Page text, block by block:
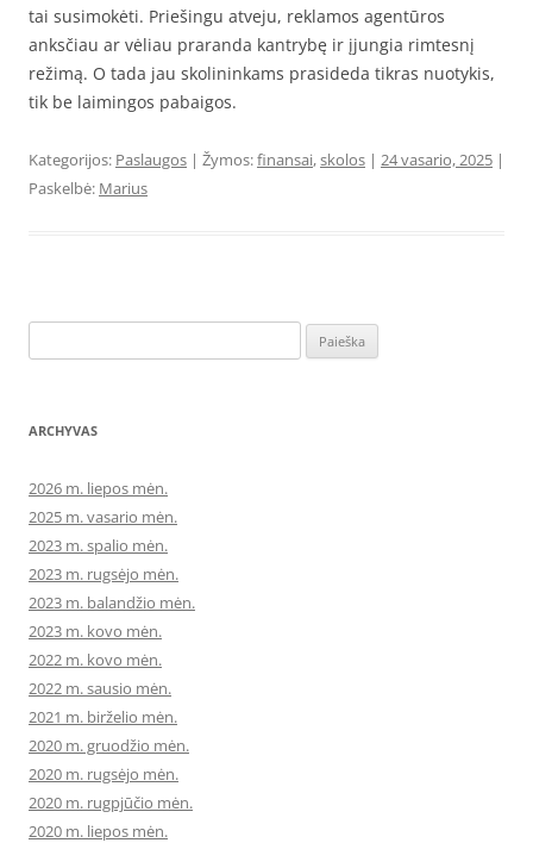
tai susimokėti. Priešingu atveju, reklamos agentūros
anksčiau ar vėliau praranda kantrybę ir įjungia rimtesnį
režimą. O tada jau skolininkams prasideda tikras nuotykis,
tik be laimingos pabaigos.
Kategorijos: Paslaugos | Žymos:finansai,skolos | 24 vasario, 2025 |
Paskelbė: Marius
ARCHYVAS
2026 m. liepos mėn.
2025 m. vasario mėn.
2023 m. spalio mėn.
2023 m. rugsėjo mėn.
2023 m. balandžio mėn.
2023 m. kovo mėn.
2022 m. kovo mėn.
2022 m. sausio mėn.
2021 m. birželio mėn.
2020 m. gruodžio mėn.
2020 m. rugsėjo mėn.
2020 m. rugpjūčio mėn.
2020 m. liepos mėn.